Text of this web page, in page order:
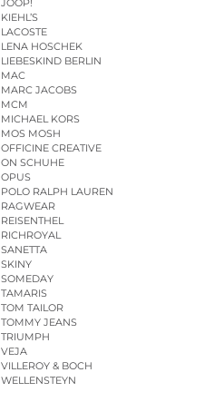
KIEHL’S
LACOSTE
LENA HOSCHEK
LIEBESKIND BERLIN
MAC
MARC JACOBS
MCM
MICHAEL KORS
MOS MOSH
OFFICINE CREATIVE
ON SCHUHE
OPUS
POLO RALPH LAUREN
RAGWEAR
REISENTHEL
RICHROYAL
SANETTA
SKINY
SOMEDAY
TAMARIS
TOM TAILOR
TOMMY JEANS
TRIUMPH
VEJA
VILLEROY & BOCH
WELLENSTEYN